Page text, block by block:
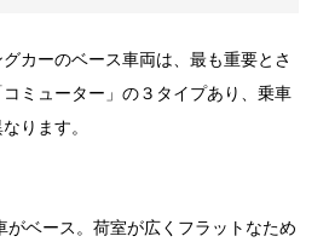
カーのベース車両は、最も重要とさ
ミューター」の３タイプあり、乗車
ります。
がベース。荷室が広くフラットなため